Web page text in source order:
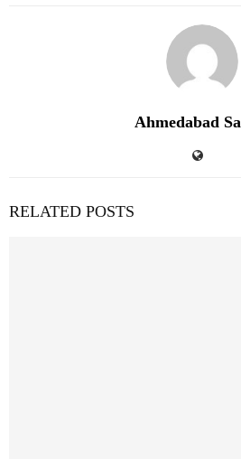
Ahmedabad
RELATED POSTS